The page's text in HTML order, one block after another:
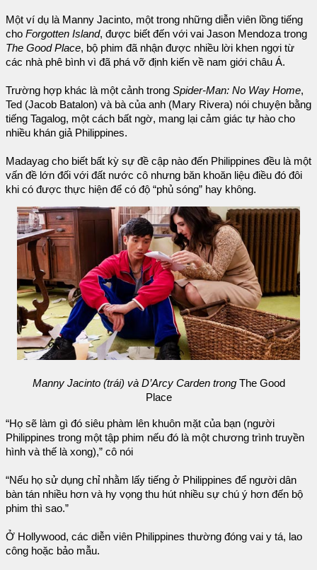
Một ví dụ là Manny Jacinto, một trong những diễn viên lồng tiếng
cho Forgotten Island, được biết đến với vai Jason Mendoza trong
The Good Place, bộ phim đã nhận được nhiều lời khen ngợi từ
các nhà phê bình vì đã phá vỡ định kiến về nam giới châu Á.
Trường hợp khác là một cảnh trong Spider-Man: No Way Home,
Ted (Jacob Batalon) và bà của anh (Mary Rivera) nói chuyện bằng
tiếng Tagalog, một cách bất ngờ, mang lại cảm giác tự hào cho
nhiều khán giả Philippines.
Madayag cho biết bất kỳ sự đề cập nào đến Philippines đều là một
vấn đề lớn đối với đất nước cô nhưng băn khoăn liệu điều đó đôi
khi có được thực hiện để có độ “phủ sóng” hay không.
Manny Jacinto (trái) và D’Arcy Carden trongThe Good
Place
“Họ sẽ làm gì đó siêu phàm lên khuôn mặt của bạn (người
Philippines trong một tập phim nếu đó là một chương trình truyền
hình và thế là xong),” cô nói
“Nếu họ sử dụng chỉ nhằm lấy tiếng ở Philippines để người dân
bàn tán nhiều hơn và hy vọng thu hút nhiều sự chú ý hơn đến bộ
phim thì sao.”
Ở Hollywood, các diễn viên Philippines thường đóng vai y tá, lao
công hoặc bảo mẫu.